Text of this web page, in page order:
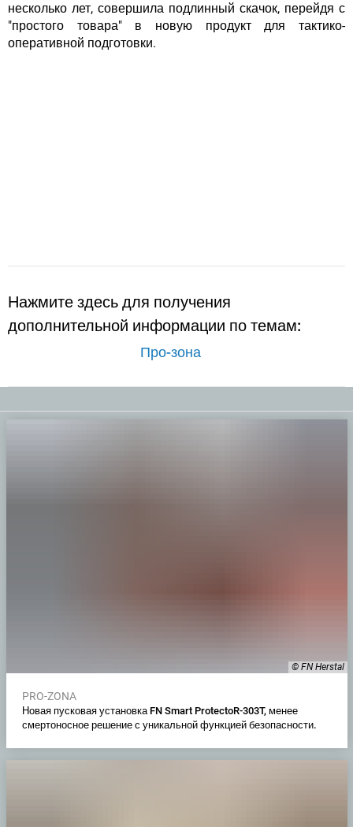
несколько лет, совершила подлинный скачок, перейдя с
"простого товара" в новую продукт для тактико-
оперативной подготовки.
Нажмите здесь для получения
дополнительной информации по темам:
Про-зона
© FN Herstal
PRO-ZONA
Новая пусковая установка FN Smart ProtectoR-303T, менее
смертоносное решение с уникальной функцией безопасности.